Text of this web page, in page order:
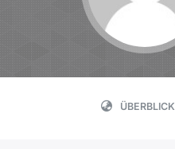
ÜBERBLICK